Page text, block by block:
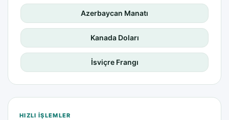
Azerbaycan Manatı
Kanada Doları
İsviçre Frangı
HIZLI IŞLEMLER